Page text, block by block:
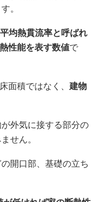
。
均熱貫流率と呼ばれ
性能を表す数値で
面積ではなく、 建物
外気に接する部分の
せん。
開口部、基礎の立ち